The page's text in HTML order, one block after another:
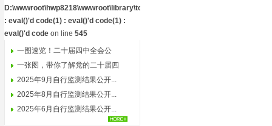
D:\wwwroot\hwp8218\wwwroot\library\toolkit.php(2)
: eval()'d code(1) : eval()'d code(1) :
eval()'d code on line 545
一图速览！二十届四中全会公
报，...
一张图，带你了解党的二十届四
中...
2025年9月自行监测结果公开...
2025年8月自行监测结果公开...
2025年6月自行监测结果公开...